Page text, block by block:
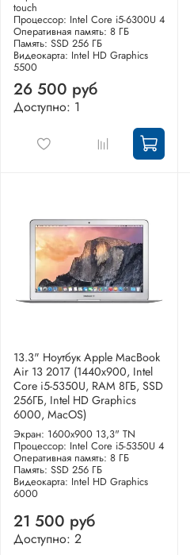
touch
Процессор: Intel Core i5-6300U 4
Оперативная память: 8 ГБ
Память: SSD 256 ГБ
Видеокарта: Intel HD Graphics
5500
26 500 руб
Доступно: 1
13.3" Ноутбук Apple MacBook
Air 13 2017 (1440x900, Intel
Core i5-5350U, RAM 8ГБ, SSD
256ГБ, Intel HD Graphics
6000, MacOS)
Экран: 1600x900 13,3" TN
Процессор: Intel Core i5-5350U 4
Оперативная память: 8 ГБ
Память: SSD 256 ГБ
Видеокарта: Intel HD Graphics
6000
21 500 руб
Доступно: 2